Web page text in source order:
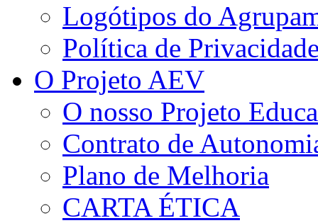
Logótipos do
Política de
O Projeto AEV
O nosso Projeto
Contrato de
Plano de Melhoria
CARTA ÉTICA